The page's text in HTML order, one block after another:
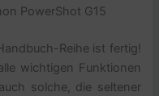
PowerShot G15
Reihe ist fertig!
wichtigen Funktionen
solche, die seltener